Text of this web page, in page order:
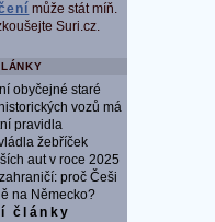
může stát míň.
Suri.cz.
obyčejné staré
vozů má
pravidla
žebříček
aut v roce 2025
proč Češi
na Německo?
články